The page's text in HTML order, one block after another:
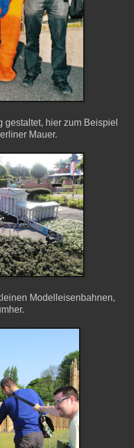
hier zum Beispiel
Mauer.
Modelleisenbahnen,